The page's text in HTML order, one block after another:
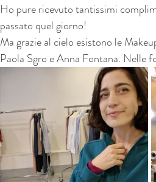
Ho pure ricevuto tantissimi
passato quel giorno!
Ma grazie al cielo esistono le
Paola Sgro e Anna Fontana. Nelle